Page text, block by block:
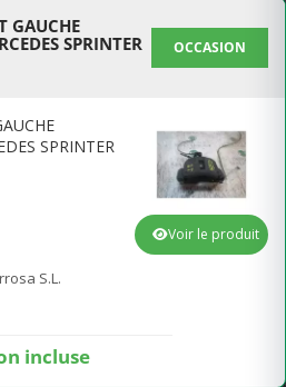
GAUCHE
SPRINTER
OCCASION
SPRINTER
S.L.
incluse
Voir le produit